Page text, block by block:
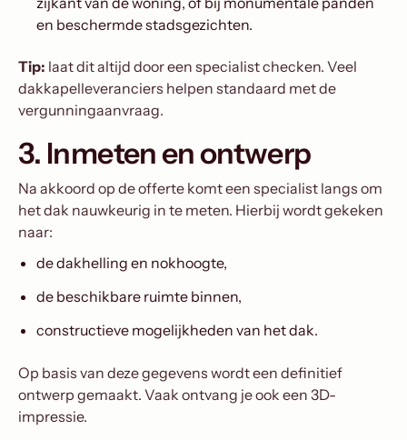
en beschermde stadsgezichten.
Tip: laat dit altijd door een specialist checken. Veel
dakkapelleveranciers helpen standaard met de
vergunningaanvraag.
3. Inmeten en ontwerp
Na akkoord op de offerte komt een specialist langs om
het dak nauwkeurig in te meten. Hierbij wordt gekeken
naar:
de dakhelling en nokhoogte,
de beschikbare ruimte binnen,
constructieve mogelijkheden van het dak.
Op basis van deze gegevens wordt een definitief
ontwerp gemaakt. Vaak ontvang je ook een 3D-
impressie.